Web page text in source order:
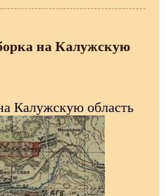
на Калужскую
Калужскую область